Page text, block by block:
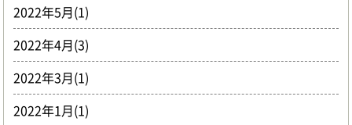
2022年5月(1)
2022年4月(3)
2022年3月(1)
2022年1月(1)